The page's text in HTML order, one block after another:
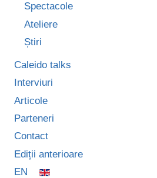
Spectacole
Ateliere
Știri
Caleido talks
Interviuri
Articole
Parteneri
Contact
Ediții anterioare
EN